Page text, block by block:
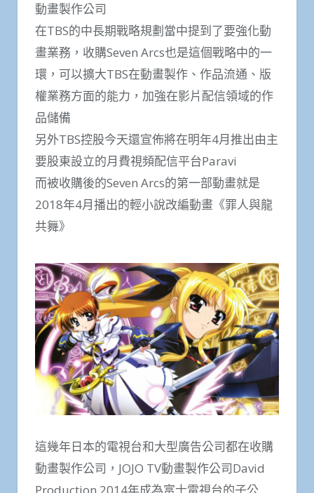
動畫製作公司
在TBS的中長期戰略規劃當中提到了要強化動
畫業務，收購Seven Arcs也是這個戰略中的一
環，可以擴大TBS在動畫製作、作品流通、版
權業務方面的能力，加強在影片配信領域的作
品儲備
另外TBS控股今天還宣佈將在明年4月推出由主
要股東設立的月費視頻配信平台Paravi
而被收購後的Seven Arcs的第一部動畫就是
2018年4月播出的輕小說改編動畫《罪人與龍
共舞》
這幾年日本的電視台和大型廣告公司都在收購
動畫製作公司，JOJO TV動畫製作公司David